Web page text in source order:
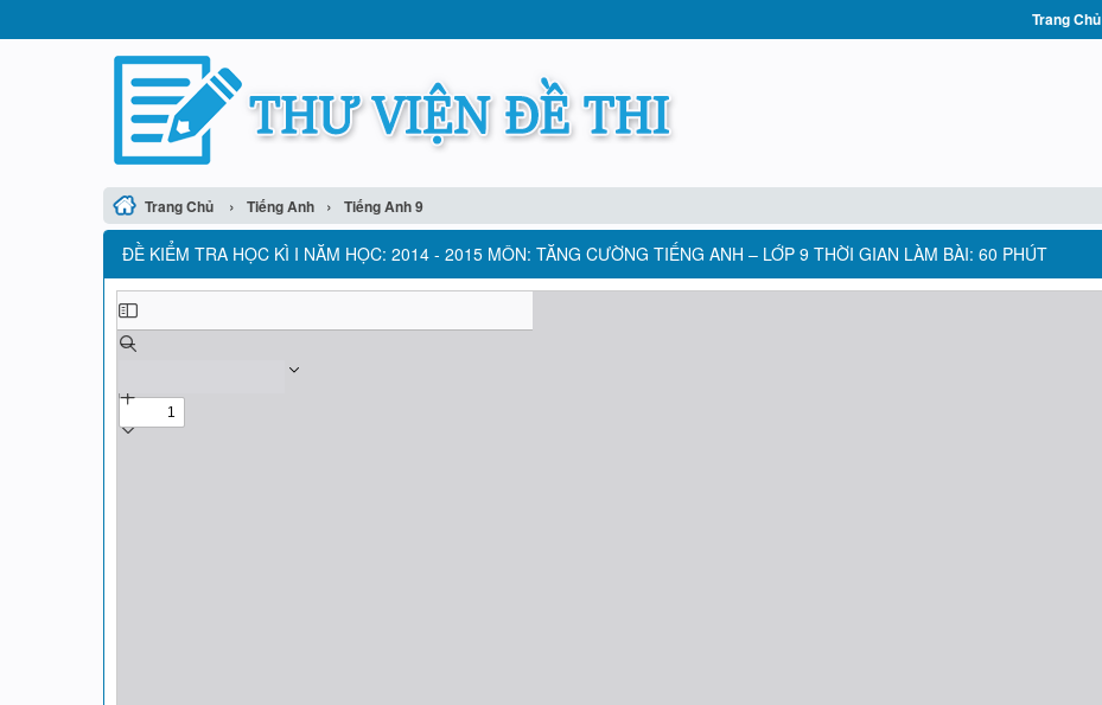
Trang Chủ
Trang Chủ › Tiếng Anh › Tiếng Anh 9
ĐỀ KIỂM TRA HỌC KÌ I NĂM HỌC: 2014 - 2015 MÔN: TĂNG CƯỜNG TIẾNG ANH – LỚP 9 THỜI GIAN LÀM BÀI: 60 PHÚT